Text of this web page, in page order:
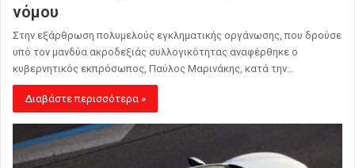
νόμου
Στην εξάρθρωση πολυμελούς εγκληματικής οργάνωσης, που δρούσε
υπό τον μανδύα ακροδεξιάς συλλογικότητας αναφέρθηκε ο
κυβερνητικός εκπρόσωπος, Παύλος Μαρινάκης, κατά την…
Διαβάστε περισσότερα »